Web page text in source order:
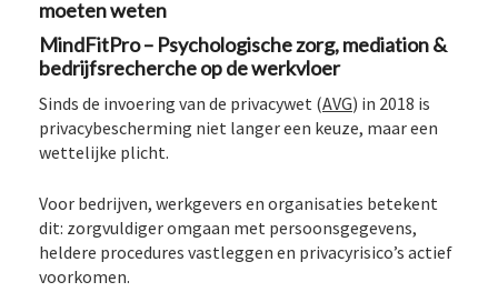
moeten weten
MindFitPro – Psychologische zorg, mediation &
bedrijfsrecherche op de werkvloer
Sinds de invoering van de privacywet (AVG) in 2018 is
privacybescherming niet langer een keuze, maar een
wettelijke plicht.
Voor bedrijven, werkgevers en organisaties betekent
dit: zorgvuldiger omgaan met persoonsgegevens,
heldere procedures vastleggen en privacyrisico’s actief
voorkomen.